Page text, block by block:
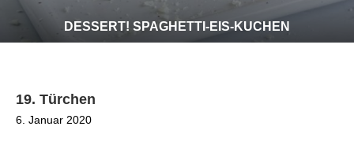
DESSERT! SPAGHETTI-EIS-KUCHEN
19. Türchen
6. Januar 2020